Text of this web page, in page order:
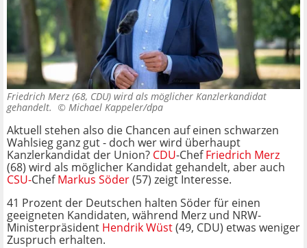
Friedrich Merz (68, CDU) wird als möglicher Kanzlerkandidat
gehandelt. © Michael Kappeler/dpa
Aktuell stehen also die Chancen auf einen schwarzen
Wahlsieg ganz gut - doch wer wird überhaupt
Kanzlerkandidat der Union? CDU-ChefFriedrich Merz
(68) wird als möglicher Kandidat gehandelt, aber auch
CSU-ChefMarkus Söder(57) zeigt Interesse.
41 Prozent der Deutschen halten Söder für einen
geeigneten Kandidaten, während Merz und NRW-
Ministerpräsident Hendrik Wüst(49, CDU) etwas weniger
Zuspruch erhalten.